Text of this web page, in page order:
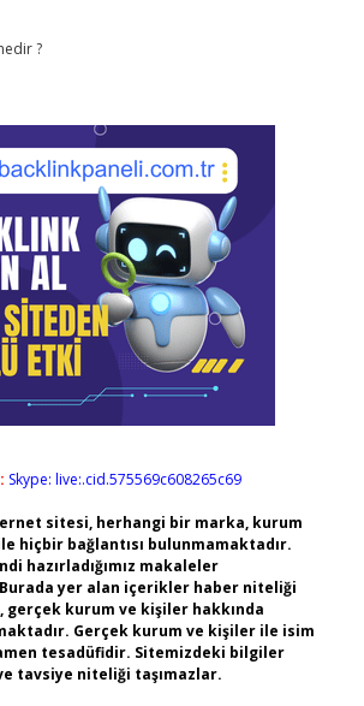
?
Skype: live:.cid.575569c608265c69
sitesi, herhangi bir marka, kurum
hiçbir bağlantısı bulunmamaktadır.
hazırladığımız makaleler
yer alan içerikler haber niteliği
gerçek kurum ve kişiler hakkında
Gerçek kurum ve kişiler ile isim
tesadüfidir. Sitemizdeki bilgiler
tavsiye niteliği taşımazlar.